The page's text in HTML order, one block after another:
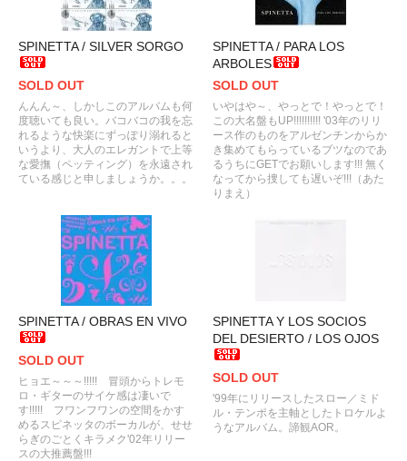
SPINETTA / SILVER SORGO
SOLD OUT
んんん～、しかしこのアルバムも何
度聴いても良い。バコバコの我を忘
れるような快楽にずっぽり溺れると
いうより、大人のエレガントで上等
な愛撫（ペッティング）を永遠され
ている感じと申しましょうか。。。
SPINETTA / PARA LOS
ARBOLES
SOLD OUT
いやはや～、やっとで！やっとで！
この大名盤もUP!!!!!!!!!! '03年のリリ
ース作のものをアルゼンチンからか
き集めてもらっているブツなのであ
るうちにGETでお願いします!!! 無く
なってから捜しても遅いぞ!!!（あた
りまえ）
SPINETTA / OBRAS EN VIVO
SOLD OUT
ヒョエ～～～!!!!! 冒頭からトレモ
ロ・ギターのサイケ感は凄いで
す!!!!! フワンフワンの空間をかす
めるスピネッタのボーカルが、せせ
らぎのごとくキラメク'02年リリー
スの大推薦盤!!!
SPINETTA Y LOS SOCIOS
DEL DESIERTO / LOS OJOS
SOLD OUT
'99年にリリースしたスロー／ミド
ル・テンポを主軸としたトロケルよ
うなアルバム。諦観AOR。